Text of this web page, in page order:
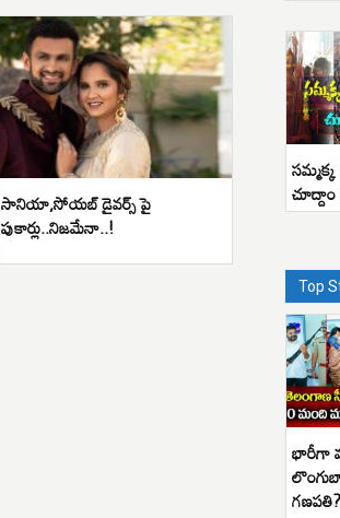
సానియా,సోయబ్ డైవర్స్ పై
పుకార్లు..నిజమేనా..!
Top
భారీగా
గణపతి?